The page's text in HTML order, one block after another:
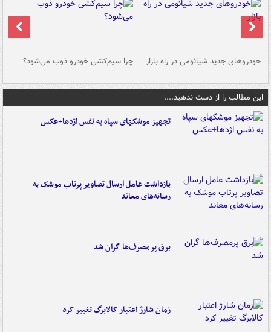
خودروهای جدید شیائومی در راه بازار چرا سیم‌کشی خودرو ذوب می‌شود؟
این مطالب را از دست ندهید....
تجهیز موشکهای سپاه به نفس اژدها+عکس
بازداشت عامل ارسال تصاویر پرتاب موشک به
رسانه‌های معاند
برق پرمصرف‌ها گران شد
زمان شارژ اعتبار کالابرگ تغییر کرد